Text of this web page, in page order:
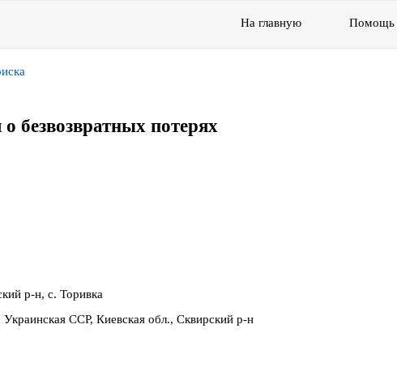
На главную Помощь
безвозвратных потерях
р-н, с. Торивка
ССР, Киевская обл., Сквирский р-н